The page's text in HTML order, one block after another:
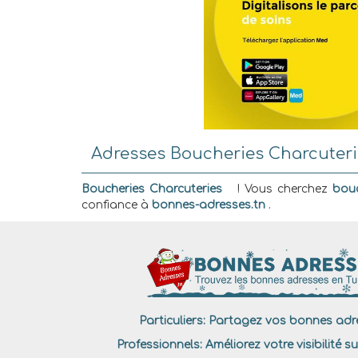
Adresses Boucheries
Boucheries Charcuteries ! Vous cherchez
confiance à bonnes-adresses.tn .
Particuliers:Partagez vos bonnes
Professionnels:Améliorez votre visibilité